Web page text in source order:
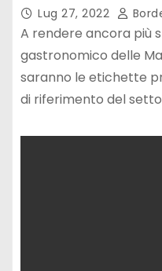
Lug 27, 2022
A rendere ancora più
gastronomico delle
saranno le etichette
di riferimento del